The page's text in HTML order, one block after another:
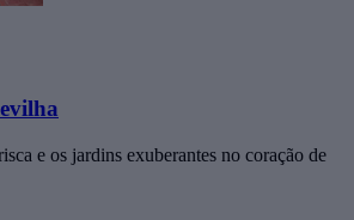
e os jardins exuberantes no coração de